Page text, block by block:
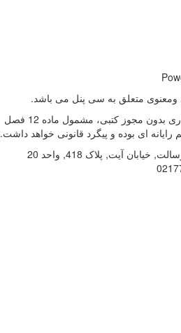
ومعنوی متعلق به سی پنل می باشد.
هرگونه کپی برداری بدون مجوز کتبی، مشمول ماده 12 فصل
رایانه ای بوده و پیگرد قانونی خواهد داشت.
خیابان آیت, پلاک 418, واحد 20